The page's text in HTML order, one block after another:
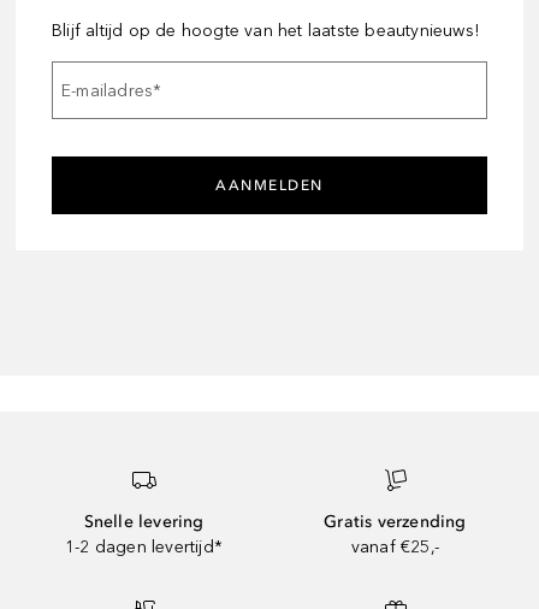
Blijf altijd op de hoogte van het laatste beautynieuws!
E-mailadres*
AANMELDEN
Snelle levering
1-2 dagen levertijd*
Gratis verzending
vanaf €25,-